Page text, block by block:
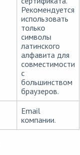
Рекомендуется
использовать
только
символы
латинского
алфавита для
совместимости
с
большинством
браузеров.
Email
компании.